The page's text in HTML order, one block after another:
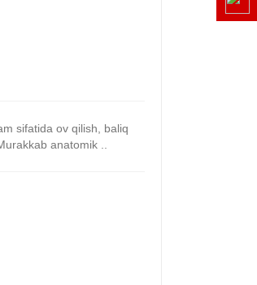
sifatida ov qilish, baliq
anatomik ..